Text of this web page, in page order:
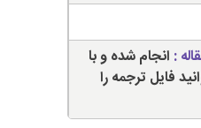
: انجام شده و با
فایل ترجمه را